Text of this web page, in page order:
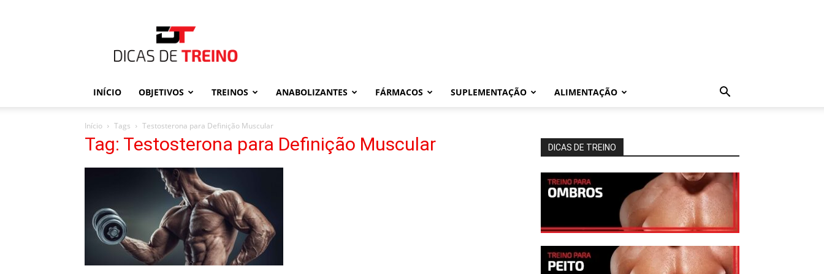
de
Treino
INÍCIO OBJETIVOS TREINOS ANABOLIZANTES FÁRMACOS SUPLEMENTAÇÃO ALIMENTAÇÃO
Início Tags Testosterona para Definição Muscular
Tag: Testosterona para Definição Muscular DICAS DE TREINO